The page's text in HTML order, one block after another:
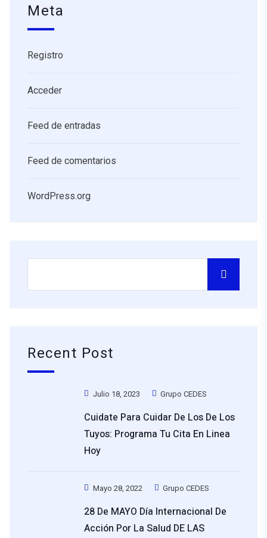
Meta
Registro
Acceder
Feed de entradas
Feed de comentarios
WordPress.org
Recent Post
Julio 18, 2023 Grupo CEDES
Cuidate Para Cuidar De Los De Los
Tuyos: Programa Tu Cita En Linea
Hoy
Mayo 28, 2022 Grupo CEDES
28 De MAYO Día Internacional De
Acción Por La Salud DE LAS